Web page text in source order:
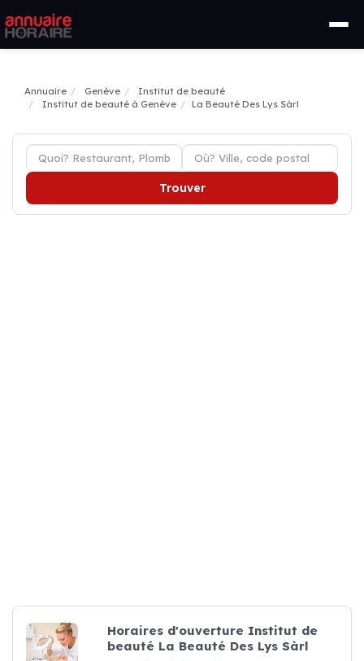
Annuaire Genève
Institut de beauté
Institut de beauté à Genève
La Beauté Des Lys Sàrl
Trouver
Horaires d'ouverture Institut de
beauté La Beauté Des Lys Sàrl